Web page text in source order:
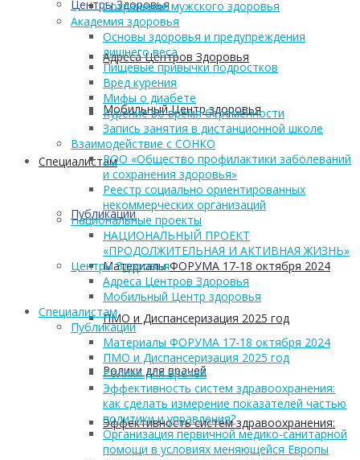
Центры Здоровья
Адреса Центров Здоровья
Мобильный Центр здоровья
Cпециалистам
Публикации
Материалы ФОРУМА 17-18 октября 2024
ПМО и Диспансеризация 2025 год
Ролики для врачей
Эффективность систем здравоохранения:
Сохранение мужского здоровья
Академия здоровья
Основы здоровья и предупреждения
лишнего веса
Пищевые привычки подростков
Вред курения
Мифы о диабете
Курение во время беременности
Запись занятия в дистанционной школе
Взаимодействие с СОНКО
РОО «Общество профилактики заболеваний
и сохранения здоровья»
Реестр социально ориентированных
некоммерческих организаций
Национальные проекты
НАЦИОНАЛЬНЫЙ ПРОЕКТ
«ПРОДОЛЖИТЕЛЬНАЯ И АКТИВНАЯ ЖИЗНЬ»
Центры Здоровья
Адреса Центров Здоровья
Мобильный Центр здоровья
Cпециалистам
Публикации
Материалы ФОРУМА 17-18 октября 2024
ПМО и Диспансеризация 2025 год
Ролики для врачей
Эффективность систем здравоохранения:
как сделать измерение показателей частью
политики и управления?
Организация первичной медико-санитарной
помощи в условиях меняющейся Европы